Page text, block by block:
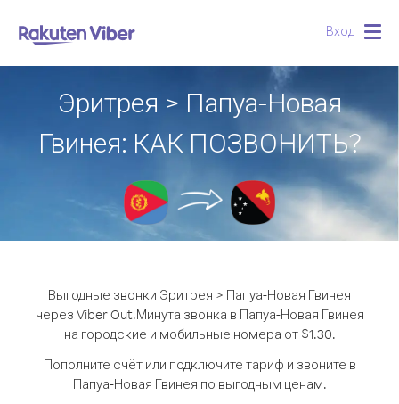
Вход
Эритрея > Папуа-Новая
Гвинея: КАК ПОЗВОНИТЬ?
Выгодные звонки Эритрея > Папуа-Новая Гвинея
через Viber Out.Минута звонка в Папуа-Новая Гвинея
на городские и мобильные номера от $1.30.
Пополните счёт или подключите тариф и звоните в
Папуа-Новая Гвинея по выгодным ценам.